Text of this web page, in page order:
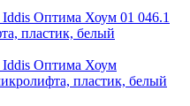
Оптима Хоум 01 046.1
пластик, белый
Iddis Оптима Хоум
пластик, белый